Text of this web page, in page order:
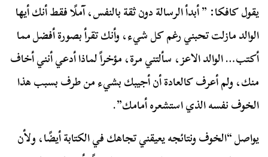
يقول كافكا: ” أبدأ الرسالة دون ثقة بالنفس، آملًا فقط أنك أيها
الوالد مازلت تحبني رغم كل شيء، وأنك تقرأ بصورة أفضل مما
أكتب… الوالد الاعز، سألتني مرة، مؤخراً لماذا أدعي أنني أخاف
منك، ولم أعرف كالعادة أن أجيبك بشيء من طرف بسبب هذا
الخوف نفسه الذي استشعره أمامك”.
يواصل “الخوف ونتائجه يعيقني تجاهك في الكتابة أيضًا، ولأن